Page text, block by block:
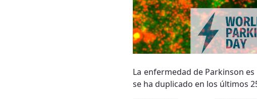
La enfermedad de Parkinson
se ha duplicado en los últimos